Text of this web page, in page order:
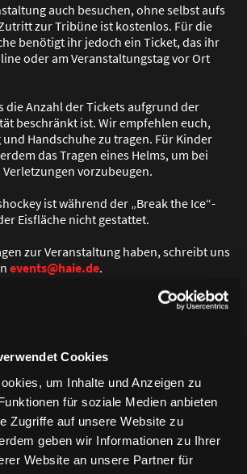
Cookies
um Inhalte und Anzeigen zu
für soziale Medien anbieten
Zugriffe auf unsere Website zu
geben wir Informationen zu Ihrer
Website an unsere Partner für
auch besuchen, ohne selbst aufs
zur Tribüne ist kostenlos. Für die
benötigt ihr jedoch ein Ticket, das ihr
oder am Veranstaltungstag vor Ort
die Anzahl der Tickets aufgrund der
beschränkt ist. Wir empfehlen euch,
Handschuhe zu tragen. Für Kinder
erdem das Tragen eines Helms, um bei
vorzubeugen.
ist während der „Break the Ice“-
Eisfläche nicht gestattet.
zur Veranstaltung haben, schreibt uns
events@haie.de.
gemeinsam mit euch zwei coole Tage
Saison 2026/2027